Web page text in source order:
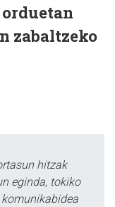
zabaltzeko
hitzak
eginda, tokiko